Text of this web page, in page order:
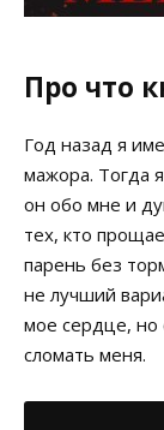
Про что
Год назад я
мажора. Тогда
он обо мне и
тех, кто
парень без
не лучший
мое сердце, но
сломать меня.